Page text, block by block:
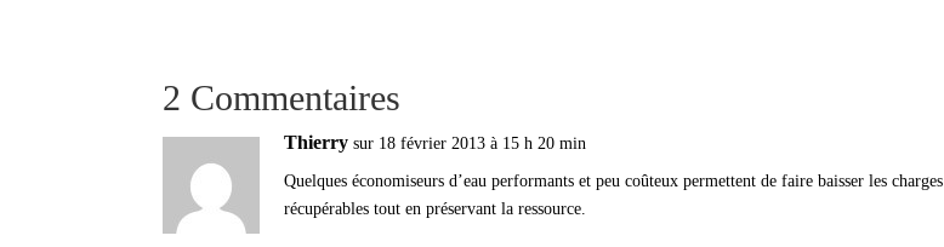
2 Commentaires
Thierry sur 18 février 2013 à 15 h 20 min
Quelques économiseurs d’eau performants et peu coûteux permettent de faire baisser les charges
récupérables tout en préservant la ressource.